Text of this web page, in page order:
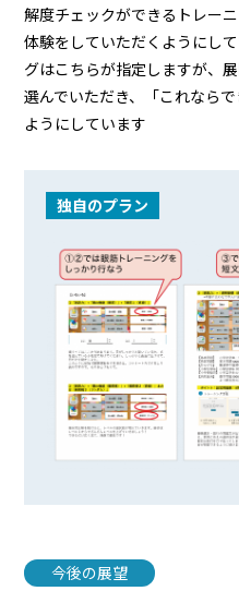
解度チェックができるトレー
体験をしていただくようにし
グはこちらが指定しますが、
選んでいただき、「これなら
ようにしています
独自のプラン
今後の展望